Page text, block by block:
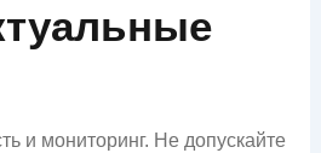
и мониторинг. Не допускайте